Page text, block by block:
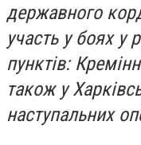
державного
участь у боях у
пунктів:
також у
наступальних